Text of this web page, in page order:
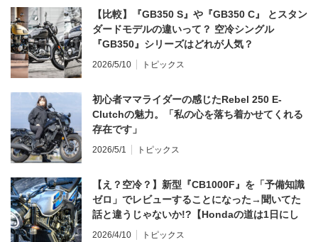
【比較】『GB350 S』や『GB350 C』 とスタン
ダードモデルの違いって？ 空冷シングル
『GB350』シリーズはどれが人気？
2026/5/10 トピックス
初心者ママライダーの感じたRebel 250 E-
Clutchの魅力。「私の心を落ち着かせてくれる
存在です」
2026/5/1 トピックス
【え？空冷？】新型『CB1000F』を「予備知識
ゼロ」でレビューすることになった→聞いてた
話と違うじゃないか!?【Hondaの道は1日にし
てならず／CB1000F ①第一印象 編】
2026/4/10 トピックス